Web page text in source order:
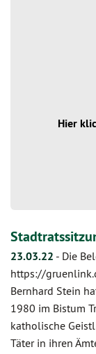
23.03.22 - Die
https://
Bernhard Stein
1980 im Bistum
katholische
Täter in ihren
Hier